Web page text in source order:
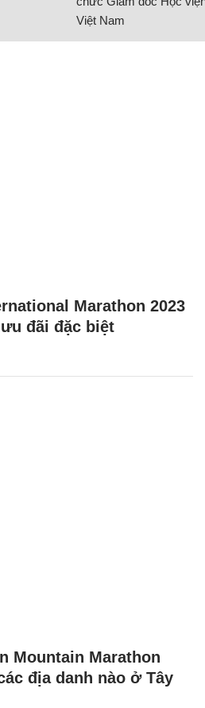
Việt Nam
Marathon 2023
đãi đặc biệt
Mountain Marathon
địa danh nào ở Tây